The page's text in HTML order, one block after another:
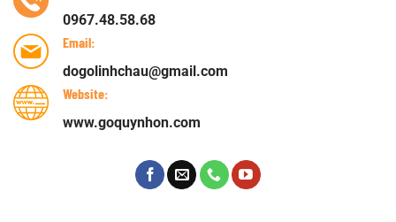
0967.48.58.68
Email:
dogolinhchau@gmail.com
Website:
www.goquynhon.com